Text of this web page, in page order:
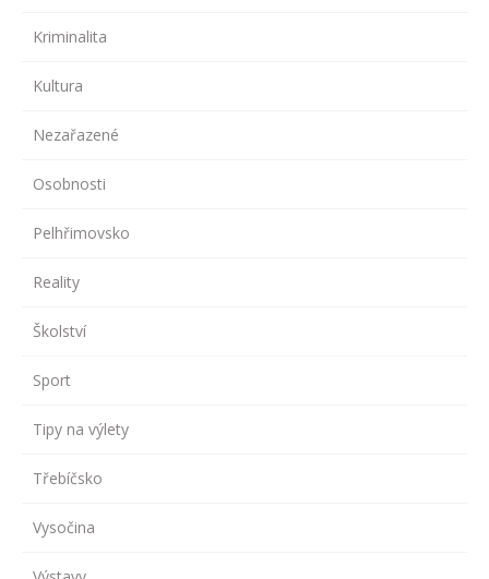
Kriminalita
Kultura
Nezařazené
Osobnosti
Pelhřimovsko
Reality
Školství
Sport
Tipy na výlety
Třebíčsko
Vysočina